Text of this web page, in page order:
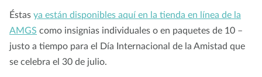
Éstas ya están disponibles aquí en la tienda en línea de la
AMGS como insignias individuales o en paquetes de 10 –
justo a tiempo para el Día Internacional de la Amistad que
se celebra el 30 de julio.